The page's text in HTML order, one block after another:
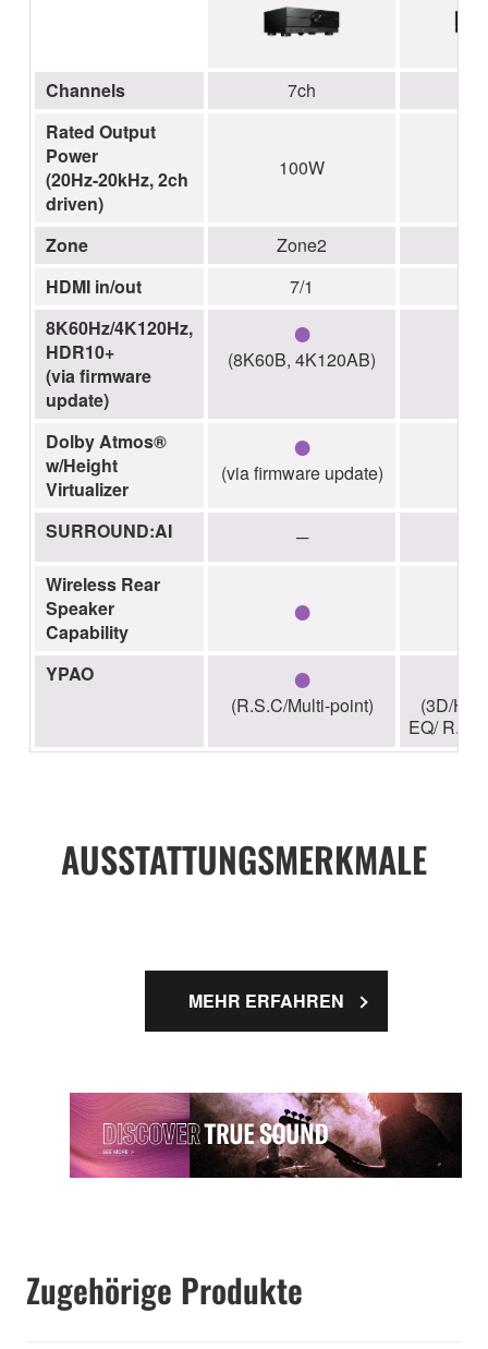
Channels 7ch
Rated Output
Power
(20Hz-20kHz, 2ch
driven)
100W
Zone Zone2
HDMI in/out
7/1
8K60Hz/4K120Hz,
HDR10+
(via firmware
update)
●
(8K60B, 4K120AB)
Dolby Atmos®
w/Height
Virtualizer
●
(via firmware update)
SURROUND:AI ─
Wireless Rear
Speaker
Capability
●
YPAO ●
(R.S.C/Multi-point)
(3D/
EQ/
AUSSTATTUNGSMERKMALE
MEHR ERFAHREN
Zugehörige Produkte